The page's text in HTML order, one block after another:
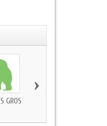
GROS
›